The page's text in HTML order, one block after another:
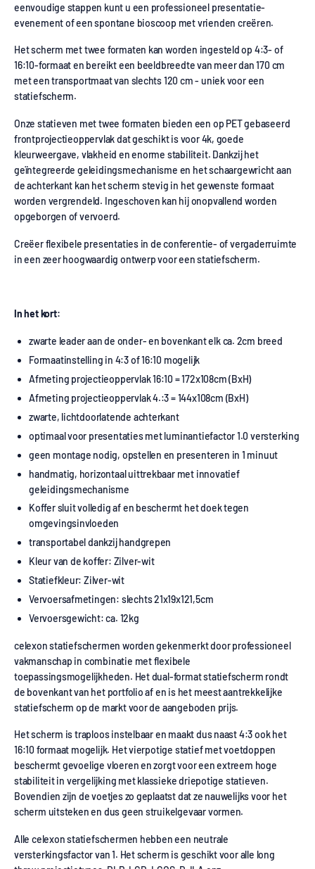
eenvoudige stappen kunt u een professioneel presentatie-
evenement of een spontane bioscoop met vrienden creëren.
Het scherm met twee formaten kan worden ingesteld op 4:3- of
16:10-formaat en bereikt een beeldbreedte van meer dan 170 cm
met een transportmaat van slechts 120 cm - uniek voor een
statiefscherm.
Onze statieven met twee formaten bieden een op PET gebaseerd
frontprojectieoppervlak dat geschikt is voor 4k, goede
kleurweergave, vlakheid en enorme stabiliteit. Dankzij het
geïntegreerde geleidingsmechanisme en het schaargewricht aan
de achterkant kan het scherm stevig in het gewenste formaat
worden vergrendeld. Ingeschoven kan hij onopvallend worden
opgeborgen of vervoerd.
Creëer flexibele presentaties in de conferentie- of vergaderruimte
in een zeer hoogwaardig ontwerp voor een statiefscherm.
In het kort:
zwarte leader aan de onder- en bovenkant elk ca. 2cm breed
Formaatinstelling in 4:3 of 16:10 mogelijk
Afmeting projectieoppervlak 16:10 = 172x108cm (BxH)
Afmeting projectieoppervlak 4.:3 = 144x108cm (BxH)
zwarte, lichtdoorlatende achterkant
optimaal voor presentaties met luminantiefactor 1.0 versterking
geen montage nodig, opstellen en presenteren in 1 minuut
handmatig, horizontaal uittrekbaar met innovatief
geleidingsmechanisme
Koffer sluit volledig af en beschermt het doek tegen
omgevingsinvloeden
transportabel dankzij handgrepen
Kleur van de koffer: Zilver-wit
Statiefkleur: Zilver-wit
Vervoersafmetingen: slechts 21x19x121,5cm
Vervoersgewicht: ca. 12kg
celexon statiefschermen worden gekenmerkt door professioneel
vakmanschap in combinatie met flexibele
toepassingsmogelijkheden. Het dual-format statiefscherm rondt
de bovenkant van het portfolio af en is het meest aantrekkelijke
statiefscherm op de markt voor de aangeboden prijs.
Het scherm is traploos instelbaar en maakt dus naast 4:3 ook het
16:10 formaat mogelijk. Het vierpotige statief met voetdoppen
beschermt gevoelige vloeren en zorgt voor een extreem hoge
stabiliteit in vergelijking met klassieke driepotige statieven.
Bovendien zijn de voetjes zo geplaatst dat ze nauwelijks voor het
scherm uitsteken en dus geen struikelgevaar vormen.
Alle celexon statiefschermen hebben een neutrale
versterkingsfactor van 1. Het scherm is geschikt voor alle long